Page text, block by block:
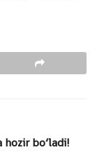
hozir bo‘ladi!